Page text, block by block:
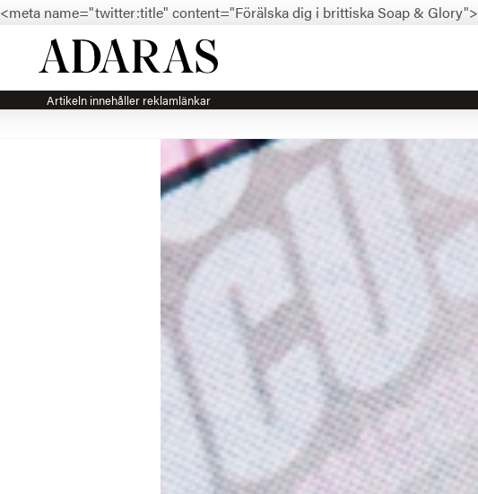
<meta name="twitter:title" content="Förälska dig i brittiska Soap & Glory">
Artikeln innehåller reklamlänkar